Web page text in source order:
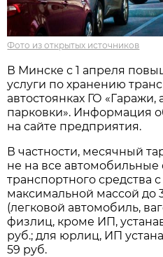
Фото из открытых источников
В Минске с 1 апреля
услуги по хранению
автостоянках ГО «Гаражи,
парковки». Информация
на сайте предприятия.
В частности, месячный
не на все
транспортного средства
максимальной массой до
(легковой автомобиль,
физлиц, кроме ИП,
руб.; для юрлиц, ИП
59 руб.